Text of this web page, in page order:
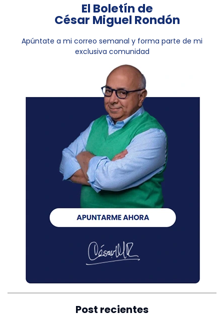
El Boletín de
César Miguel Rondón
Apúntate a mi correo semanal y forma parte de mi
exclusiva comunidad
Post recientes